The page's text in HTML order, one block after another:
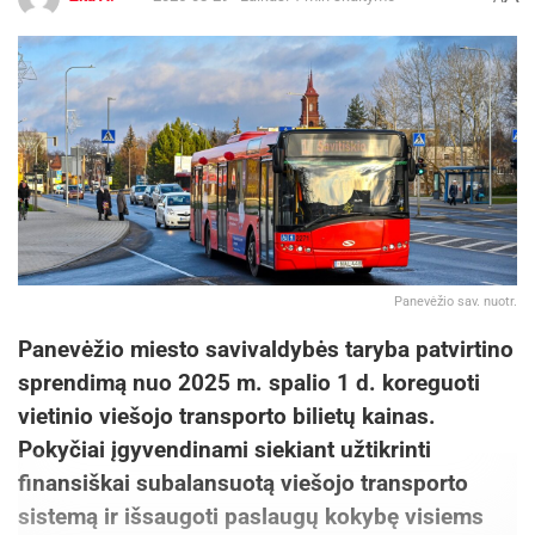
Panevėžio sav. nuotr.
Panevėžio miesto savivaldybės taryba patvirtino
sprendimą nuo 2025 m. spalio 1 d. koreguoti
vietinio viešojo transporto bilietų kainas.
Pokyčiai įgyvendinami siekiant užtikrinti
finansiškai subalansuotą viešojo transporto
sistemą ir išsaugoti paslaugų kokybę visiems